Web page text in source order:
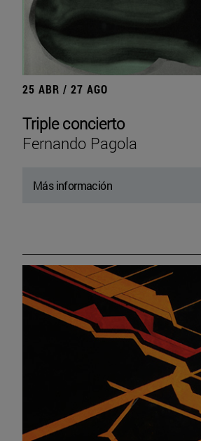
25 ABR / 27 AGO
Triple concierto
Fernando Pagola
Más información